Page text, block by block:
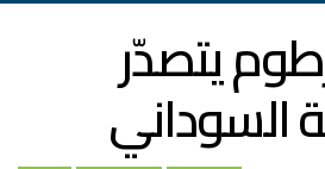
يتصدّر
السوداني